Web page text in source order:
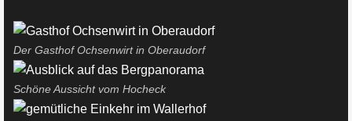
Der Gasthof Ochsenwirt in Oberaudorf
Schöne Aussicht vom Hocheck